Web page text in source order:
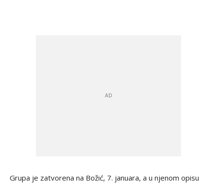
Grupa je zatvorena na Božić, 7. januara, a u njenom opisu